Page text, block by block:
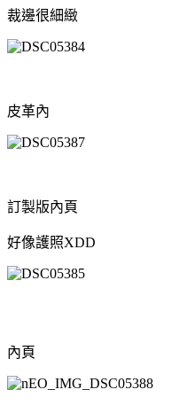
裁邊很細緻
皮革內
訂製版內頁
好像護照XDD
內頁